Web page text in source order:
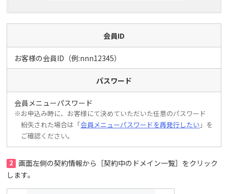
会員ID
お客様の会員ID（例:nnn12345）
パスワード
会員メニューパスワード
※お申込み時に、お客様にて決めていただいた任意のパスワード
紛失された場合は「会員メニューパスワードを再発行したい 」を
ご確認ください。
2
画面左側の契約情報から［契約中のドメイン一覧］をクリック
します。